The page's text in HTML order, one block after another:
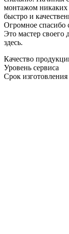
монтажом никаких
быстро и
Огромное спасибо
Это мастер своего
здесь.
Качество
Уровень сервиса
Срок изготовления